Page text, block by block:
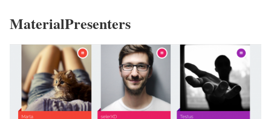
MaterialPresenters